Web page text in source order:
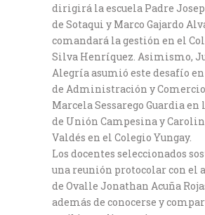
dirigirá la escuela Padre
de Sotaqui y Marco Gajardo
comandará la gestión en el
Silva Henríquez. Asimismo,
Alegría asumió este desafío
de Administración y
Marcela Sessarego Guardia en
de Unión Campesina y
Valdés en el Colegio Yungay.
Los docentes seleccionados
una reunión protocolar con el
de Ovalle Jonathan Acuña
además de conocerse y